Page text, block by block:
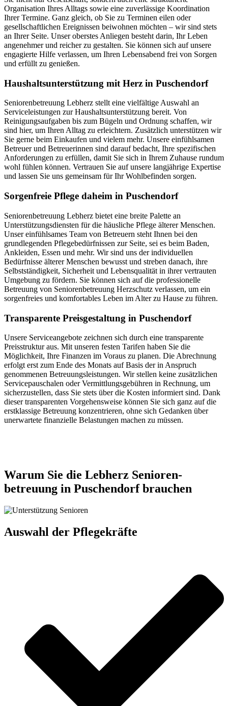
Organisation Ihres Alltags sowie eine zuverlässige Koordination
Ihrer Termine. Ganz gleich, ob Sie zu Terminen eilen oder
gesellschaftlichen Ereignissen beiwohnen möchten – wir sind stets
an Ihrer Seite. Unser oberstes Anliegen besteht darin, Ihr Leben
angenehmer und reicher zu gestalten. Sie können sich auf unsere
engagierte Hilfe verlassen, um Ihren Lebensabend frei von Sorgen
und erfüllt zu genießen.
Haushalts­unterstützung mit Herz in Puschendorf
Seniorenbetreuung Lebherz stellt eine vielfältige Auswahl an
Serviceleistungen zur Haushaltsunterstützung bereit. Von
Reinigungsaufgaben bis zum Bügeln und Ordnung schaffen, wir
sind hier, um Ihren Alltag zu erleichtern. Zusätzlich unterstützen wir
Sie gerne beim Einkaufen und vielem mehr. Unsere einfühlsamen
Betreuer und Betreuerinnen sind darauf bedacht, Ihre spezifischen
Anforderungen zu erfüllen, damit Sie sich in Ihrem Zuhause rundum
wohl fühlen können. Vertrauen Sie auf unsere langjährige Expertise
und lassen Sie uns gemeinsam für Ihr Wohlbefinden sorgen.
Sorgenfreie Pflege daheim in Puschendorf
Seniorenbetreuung Lebherz bietet eine breite Palette an
Unterstützungsdiensten für die häusliche Pflege älterer Menschen.
Unser einfühlsames Team von Betreuern steht Ihnen bei den
grundlegenden Pflegebedürfnissen zur Seite, sei es beim Baden,
Ankleiden, Essen und mehr. Wir sind uns der individuellen
Bedürfnisse älterer Menschen bewusst und streben danach, ihre
Selbstständigkeit, Sicherheit und Lebensqualität in ihrer vertrauten
Umgebung zu fördern. Sie können sich auf die professionelle
Betreuung von Seniorenbetreuung Herzschutz verlassen, um ein
sorgenfreies und komfortables Leben im Alter zu Hause zu führen.
Transparente Preisgestaltung in Puschendorf
Unsere Serviceangebote zeichnen sich durch eine transparente
Preisstruktur aus. Mit unseren festen Tarifen haben Sie die
Möglichkeit, Ihre Finanzen im Voraus zu planen. Die Abrechnung
erfolgt erst zum Ende des Monats auf Basis der in Anspruch
genommenen Betreuungsleistungen. Wir stellen keine zusätzlichen
Servicepauschalen oder Vermittlungsgebühren in Rechnung, um
sicherzustellen, dass Sie stets über die Kosten informiert sind. Dank
dieser transparenten Vorgehensweise können Sie sich ganz auf die
erstklassige Betreuung konzentrieren, ohne sich Gedanken über
unerwartete finanzielle Belastungen machen zu müssen.
Warum Sie die Lebherz Senioren­
betreuung in Puschendorf brauchen
Auswahl der Pflegekräfte